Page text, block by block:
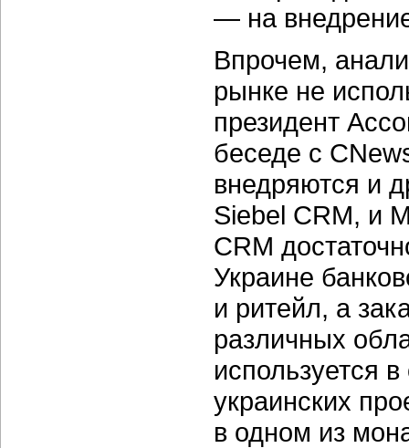
— на
Впрочем,
рынке не
президент
беседе с
внедряются и
Siebel CRM, и
CRM
Украине
и ритейл, а
различных
используется
украинских
в одном из